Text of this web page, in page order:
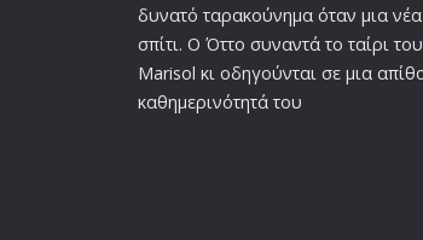
δυνατό ταρακούνημα όταν μια νέα
σπίτι. Ο Όττο συναντά το ταίρι
Marisol κι οδηγούνται σε μια
καθημερινότητά του